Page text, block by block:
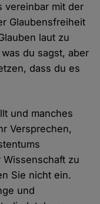
vereinbar mit der
Glaubensfreiheit
laut zu
du sagst, aber
dass du es
und manches
Versprechen,
zu
Sie nicht ein.
und